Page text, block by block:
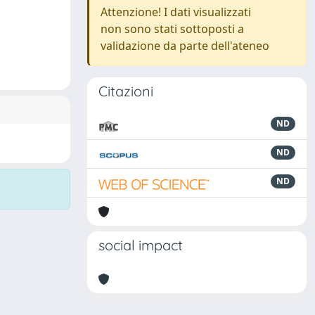
Attenzione! I dati visualizzati
non sono stati sottoposti a
validazione da parte dell'ateneo
Citazioni
ND
ND
ND
social impact